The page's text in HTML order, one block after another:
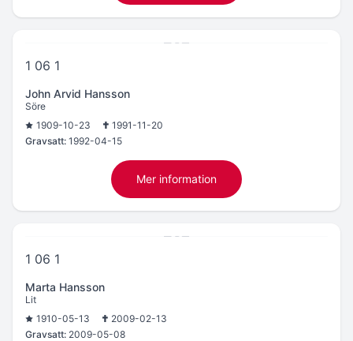
1 06 1
John Arvid Hansson
Söre
1909-10-23
1991-11-20
Gravsatt: 1992-04-15
Mer information
1 06 1
Marta Hansson
Lit
1910-05-13
2009-02-13
Gravsatt: 2009-05-08